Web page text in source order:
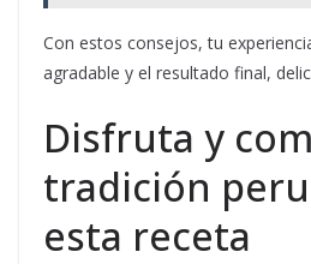
Con estos consejos, tu
agradable y el resultado final,
Disfruta y
tradición
esta receta